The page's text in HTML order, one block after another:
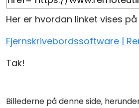
Her er hvordan linket vises
Fjernskrivebordssoftware |
Tak!
Billederne på denne side,